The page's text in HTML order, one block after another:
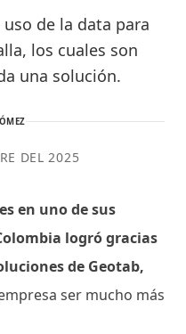
de la data para
los cuales son
una solución.
DEL 2025
en uno de sus
logró gracias
de Geotab,
ser mucho más